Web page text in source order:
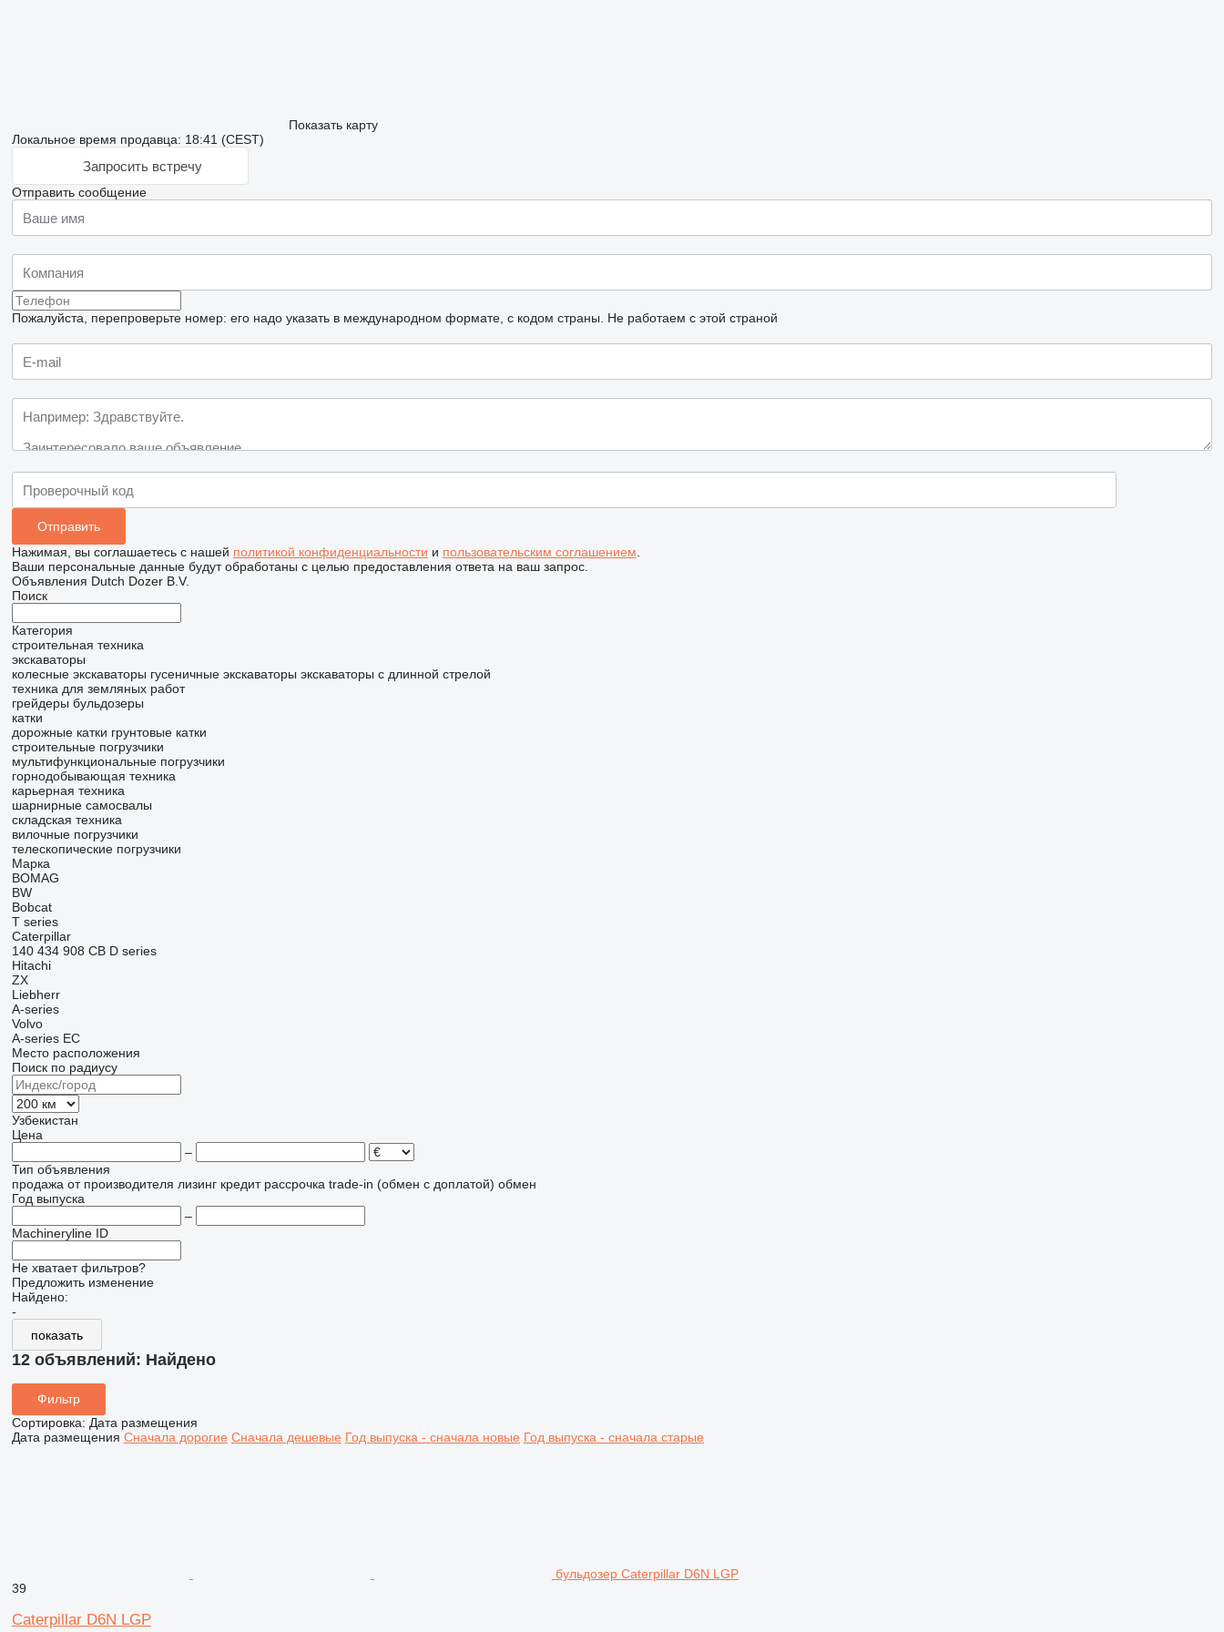
Показать карту
Локальное время продавца: 18:41 (CEST)
Запросить встречу
Отправить сообщение
Пожалуйста, перепроверьте номер: его надо указать в международном формате, с кодом страны. Не работаем с этой страной
Нажимая, вы соглашаетесь с нашей политикой конфиденциальности и пользовательским соглашением
Ваши персональные данные будут обработаны с целью предоставления ответа на ваш запрос.
Объявления Dutch Dozer B.V.
Поиск
Категория
строительная техника
экскаваторы
колесные экскаваторы гусеничные экскаваторы экскаваторы с длинной стрелой
техника для земляных работ
грейдеры бульдозеры
катки
дорожные катки грунтовые катки
строительные погрузчики
мультифункциональные погрузчики
горнодобывающая техника
карьерная техника
шарнирные самосвалы
складская техника
вилочные погрузчики
телескопические погрузчики
Марка
BOMAG
BW
Bobcat
T series
Caterpillar
140 434 908 CB D series
Hitachi
ZX
Liebherr
A-series
Volvo
A-series EC
Место расположения
Поиск по радиусу
Узбекистан
Цена
–
Тип объявления
продажа от производителя лизинг кредит рассрочка trade-in (обмен с доплатой) обмен
Год выпуска
–
Machineryline ID
Не хватает фильтров?
Предложить изменение
Найдено:
-
показать
12 объявлений: Найдено
Фильтр
Сортировка: Дата размещения
Дата размещения Сначала дорогие Сначала дешевые Год выпуска - сначала новые Год выпуска - сначала старые
бульдозер Caterpillar D6N LGP
39
Caterpillar D6N LGP